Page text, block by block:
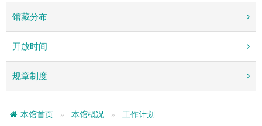
馆藏分布
开放时间
规章制度
本馆首页 本馆概况 工作计划